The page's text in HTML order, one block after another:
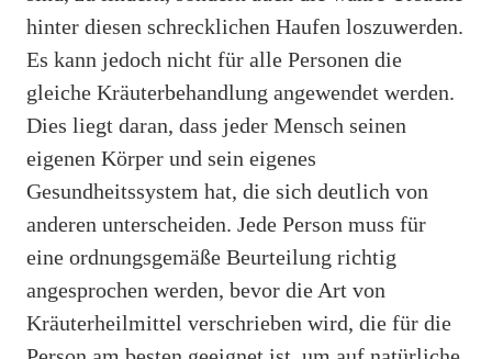
hinter diesen schrecklichen Haufen loszuwerden.
Es kann jedoch nicht für alle Personen die
gleiche Kräuterbehandlung angewendet werden.
Dies liegt daran, dass jeder Mensch seinen
eigenen Körper und sein eigenes
Gesundheitssystem hat, die sich deutlich von
anderen unterscheiden. Jede Person muss für
eine ordnungsgemäße Beurteilung richtig
angesprochen werden, bevor die Art von
Kräuterheilmittel verschrieben wird, die für die